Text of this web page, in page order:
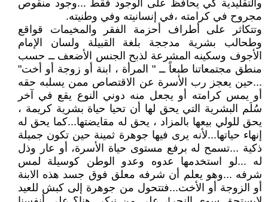
والتقليدية كي يحافظ على الوجود فقط ...وجود منقوص
مجروح في كرامته ،في إنسانيته وفي وطنيته.
وتتكاثر على أطراف أحزمة الفقر والمخيمات قواقع
وطحالب بشرية مدججة بلغة القبيلة ولسان الإمام
الأجوف وسكينه المشرعة لذبح الجنس الأضعف ــ حسب
منطق مجتمعاتنا طبعاً ــ " المرأة ، ابنة أو زوجة أو أخت"
...حين يعجز رب الأسرة عن الاقتصاص ممن يسلبه حقه
أو يمس كرامته أو يجعل منه دوني النوع يقع في آخر
سُلَم البشرية التي يحق لها أن تحيا حياة بشرية كريمة ،
يحق للولي بيعها بالمزاد ، يحق له مقايضتها...كما يحق له
إنهاء حياتها...لأنه يرى فيها جوهرة ثمينة حين تكون جميلة
ذكية ...تسمح له برفع مستوى حياة الأسرة، أو عار وذل
له ...لو استخدمها عدوه وعدو الوطن كوسيلة لمس
شرفه ...وهو يعلم أن شرفه معلق فوق جسد هذه الابنة
أو الزوجة أو الأخت...فتتحول من جوهرة إلى كبش للعيد